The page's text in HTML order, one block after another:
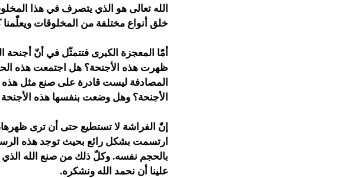
الله تعالى هو الذي يتصرف في هذا
خلق أنواع مختلفة من المخلوقات
أمّا المعجزة الكبرى فتتمثّل في أنّ
ظهرت هذه الأجنحة؟ هل اجتمعت هذه
المصادفة ليست قادرة على صنع مثل
الأجنحة؟ وهل وضعت بنفسها هذه
إنّ الفراشة لا تستطيع حتى أن ترى
ارتسمت بشكل رائع بحيث توجد هذه
بالحجم نفسه. وكلّ ذلك من صنع الله الذي
علينا أن نحمد الله ونشكره.